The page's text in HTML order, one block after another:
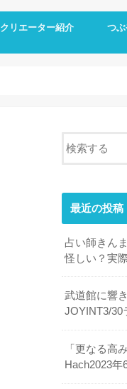
クリエーター紹介 つぶ
最近の投稿
占い師きん
怪しい？実
武道館に響
JOYINT3/30
「更なる高
Hach2023年